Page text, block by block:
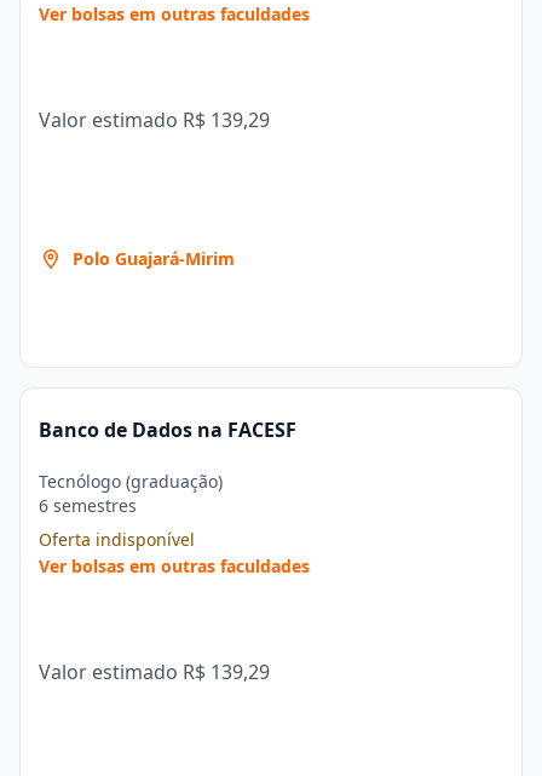
Ver bolsas em outras faculdades
Valor estimado R$ 139,29
Polo Guajará-Mirim
Banco de Dados na FACESF
Tecnólogo (graduação)
6 semestres
Oferta indisponível
Ver bolsas em outras faculdades
Valor estimado R$ 139,29